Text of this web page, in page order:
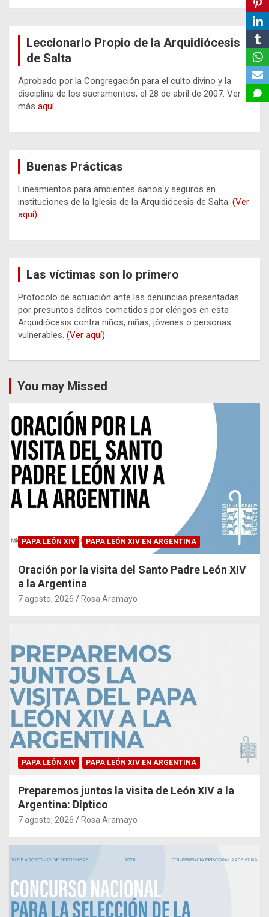
Leccionario Propio de la Arquidiócesis
de Salta
Aprobado por la Congregación para el culto divino y la
disciplina de los sacramentos, el 28 de abril de 2007. Ver
más aquí
Buenas Prácticas
Lineamientos para ambientes sanos y seguros en
instituciones de la Iglesia de la Arquidiócesis de Salta. (Ver
aquí)
Las víctimas son lo primero
Protocolo de actuación ante las denuncias presentadas
por presuntos delitos cometidos por clérigos en esta
Arquidiócesis contra niños, niñas, jóvenes o personas
vulnerables. (Ver aquí)
You may Missed
PAPA LEÓN XIV PAPA LEÓN XIV EN ARGENTINA
Oración por la visita del Santo Padre León XIV
a la Argentina
7 agosto, 2026 Rosa Aramayo
PAPA LEÓN XIV PAPA LEÓN XIV EN ARGENTINA
Preparemos juntos la visita de León XIV a la
Argentina: Díptico
7 agosto, 2026 Rosa Aramayo